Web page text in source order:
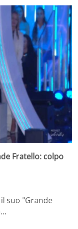
Fratello: colpo
suo "Grande